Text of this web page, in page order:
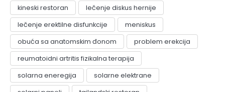
kineski restoran
lečenje diskus hernije
lečenje erektilne disfunkcije
meniskus
obuća sa anatomskim đonom
problem erekcija
reumatoidni artritis fizikalna terapija
solarna eneregija
solarne elektrane